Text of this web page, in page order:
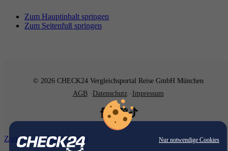
Nur notwendige Cookies
Zum Hauptinhalt springen
Zum Seitenfuß springen
© 2026 CHECK24 Vergleichsportal Reise GmbH München
AGB
Datenschutz Impressum
Zum Hauptinhalt springen